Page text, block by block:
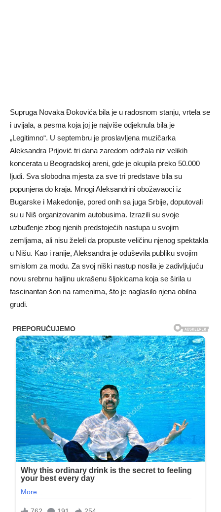
Supruga Novaka Đokovića bila je u radosnom stanju, vrtela se
i uvijala, a pesma koja joj je najviše odjeknula bila je
„Legitimno“. U septembru je proslavljena muzičarka
Aleksandra Prijović tri dana zaredom održala niz velikih
koncerata u Beogradskoj areni, gde je okupila preko 50.000
ljudi. Sva slobodna mjesta za sve tri predstave bila su
popunjena do kraja. Mnogi Aleksandrini obožavaoci iz
Bugarske i Makedonije, pored onih sa juga Srbije, doputovali
su u Niš organizovanim autobusima. Izrazili su svoje
uzbuđenje zbog njenih predstojećih nastupa u svojim
zemljama, ali nisu želeli da propuste veličinu njenog spektakla
u Nišu. Kao i ranije, Aleksandra je oduševila publiku svojim
smislom za modu. Za svoj niški nastup nosila je zadivljujuću
novu srebrnu haljinu ukrašenu šljokicama koja se širila u
fascinantan šon na ramenima, što je naglasilo njena obilna
grudi.